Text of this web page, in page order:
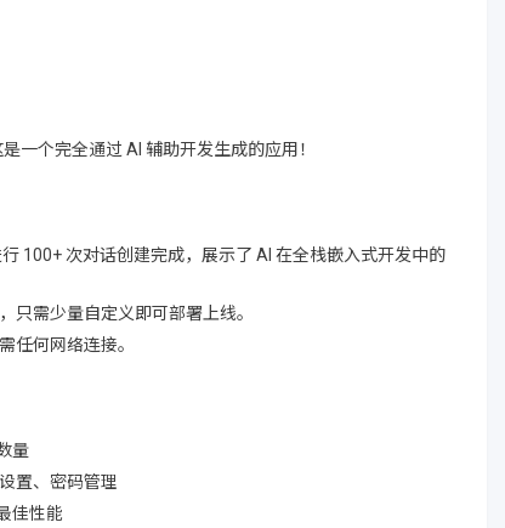
一个完全通过 AI 辅助开发生成的应用！
100+ 次对话创建完成，展示了 AI 在全栈嵌入式开发中的
只需少量自定义即可部署上线。
任何网络连接。
量
置、密码管理
佳性能